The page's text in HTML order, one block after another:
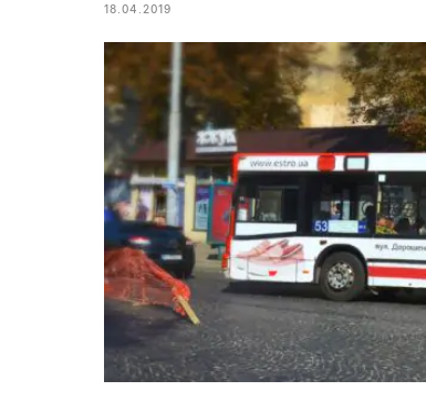
18.04.2019